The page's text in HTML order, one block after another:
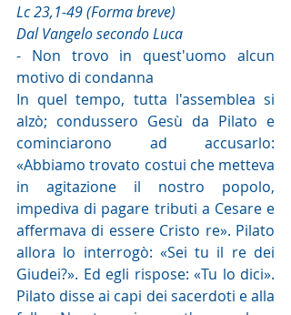
Lc 23,1-49 (Forma breve)
Dal Vangelo secondo Luca
- Non trovo in quest'uomo alcun
motivo di condanna
In quel tempo, tutta l'assemblea si
alzò; condussero Gesù da Pilato e
cominciarono ad accusarlo:
«Abbiamo trovato costui che metteva
in agitazione il nostro popolo,
impediva di pagare tributi a Cesare e
affermava di essere Cristo re». Pilato
allora lo interrogò: «Sei tu il re dei
Giudei?». Ed egli rispose: «Tu lo dici».
Pilato disse ai capi dei sacerdoti e alla